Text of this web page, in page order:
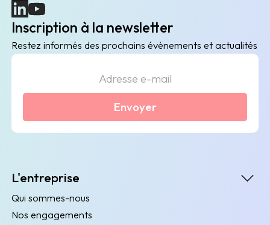
(nouvelle fenêtre)
(nouvelle fenêtre)
Inscription à la newsletter
Restez informés des prochains évènements et actualités
Envoyer
L'entreprise
Qui sommes-nous
Nos engagements